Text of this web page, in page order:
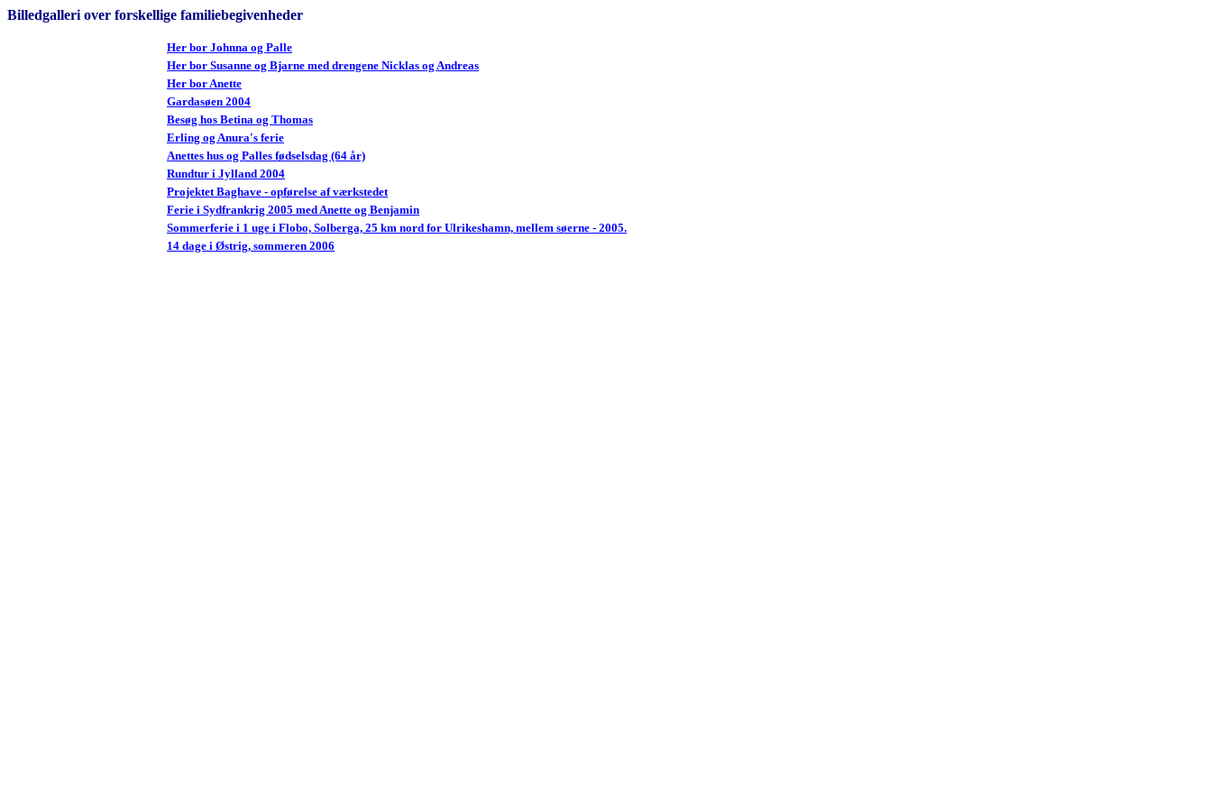
Billedgalleri over forskellige familiebegivenheder
Her bor Johnna og Palle
Her bor Susanne og Bjarne med drengene Nicklas og Andreas
Her bor Anette
Gardasøen 2004
Besøg hos Betina og Thomas
Erling og Anura's ferie
Anettes hus og Palles fødselsdag (64 år)
Rundtur i Jylland 2004
Projektet Baghave - opførelse af værkstedet
Ferie i Sydfrankrig 2005 med Anette og Benjamin
Sommerferie i 1 uge i Flobo, Solberga, 25 km nord for Ulrikeshamn, mellem søerne - 2005.
14 dage i Østrig, sommeren 2006